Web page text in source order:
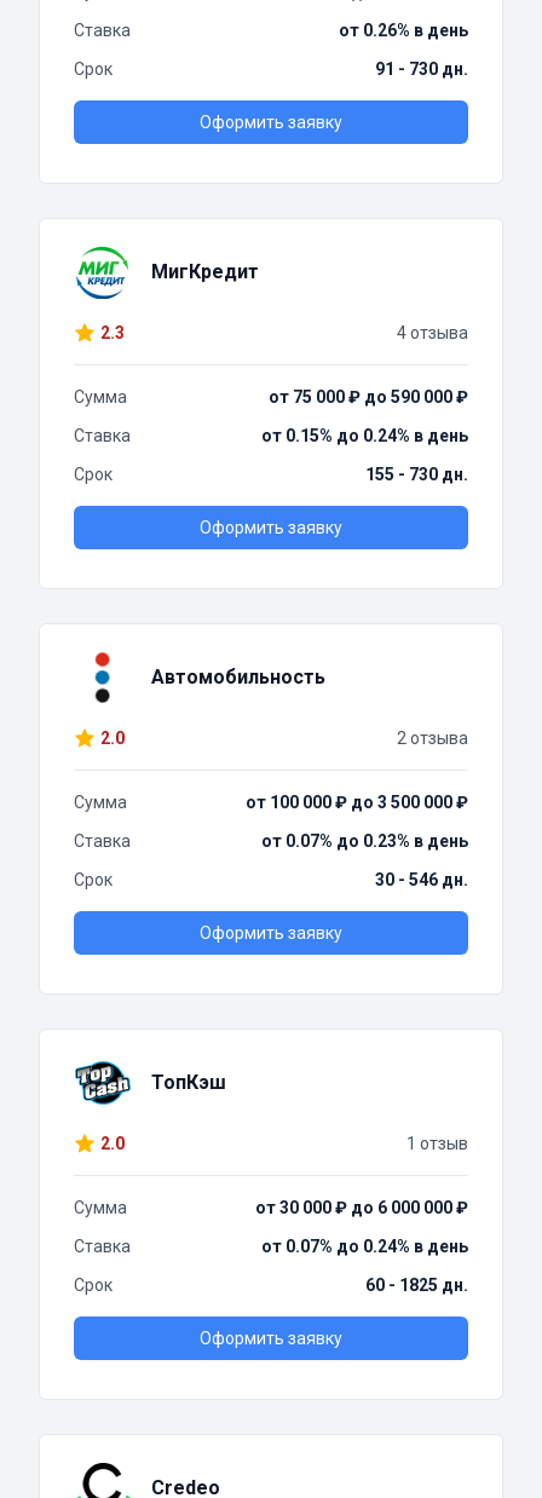
Ставка
от 0.26% в день
Срок
91 - 730 дн.
Оформить заявку
МигКредит
2.3 4 отзыва
Сумма
от 75 000 ₽ до 590 000 ₽
Ставка
от 0.15% до 0.24% в день
Срок
155 - 730 дн.
Оформить заявку
Автомобильность
2.0 2 отзыва
Сумма
от 100 000 ₽ до 3 500 000 ₽
Ставка
от 0.07% до 0.23% в день
Срок
30 - 546 дн.
Оформить заявку
ТопКэш
2.0 1 отзыв
Сумма
от 30 000 ₽ до 6 000 000 ₽
Ставка
от 0.07% до 0.24% в день
Срок
60 - 1825 дн.
Оформить заявку
Credeo